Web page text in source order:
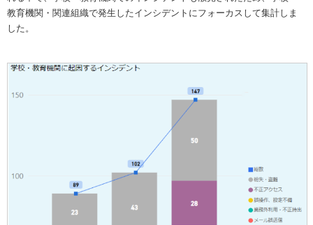
教育機関・関連組織で発生したインシデントにフォーカスして集計しま
した。